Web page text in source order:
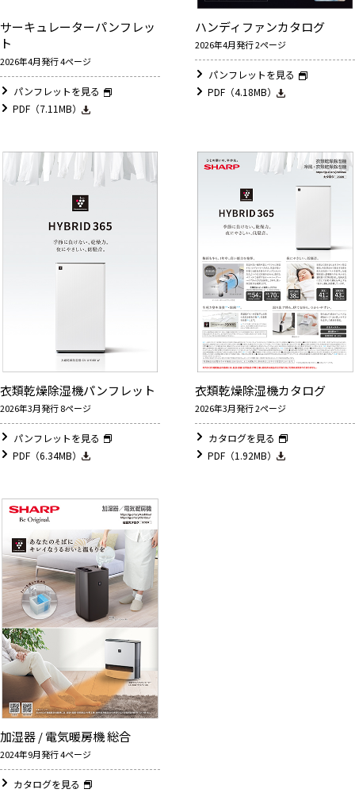
サーキュレーターパンフレッ
ト
2026年4月発行 4ページ
パンフレットを見る
PDF（7.11MB）
ハンディファンカタログ
2026年4月発行 2ページ
パンフレットを見る
PDF（4.18MB）
衣類乾燥除湿機パンフレット
2026年3月発行 8ページ
パンフレットを見る
PDF（6.34MB）
衣類乾燥除湿機カタログ
2026年3月発行 2ページ
カタログを見る
PDF（1.92MB）
加湿器 / 電気暖房機 総合
2024年9月発行 4ページ
カタログを見る